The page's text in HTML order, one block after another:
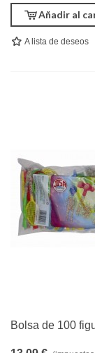
Añadir al
A lista de deseos
Bolsa de 100